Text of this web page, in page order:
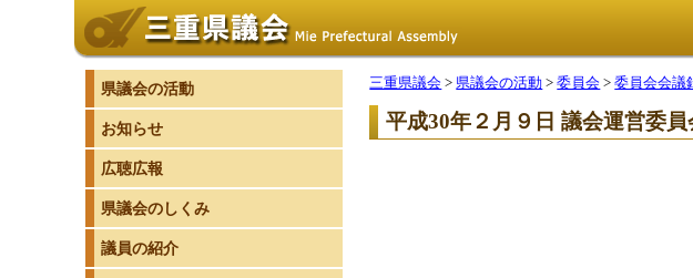
三重県議会 > 県議会の活動 >委員会 >委員会会議
平成30年２月９日 議会運営委
県議会の活動
お知らせ
広聴広報
県議会のしくみ
議員の紹介